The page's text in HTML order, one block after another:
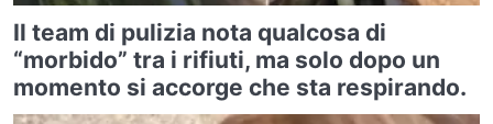
Il team di pulizia nota qualcosa di
“morbido” tra i rifiuti, ma solo dopo un
momento si accorge che sta respirando.